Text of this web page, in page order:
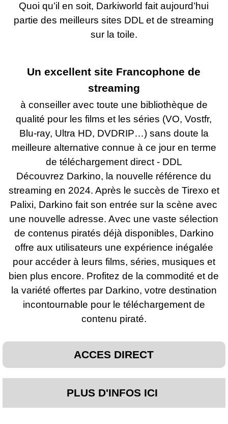
Quoi qu’il en soit, Darkiworld fait aujourd’hui
partie des meilleurs sites DDL et de streaming
sur la toile.
Un excellent site Francophone de
streaming
à conseiller avec toute une bibliothèque de
qualité pour les films et les séries (VO, Vostfr,
Blu-ray, Ultra HD, DVDRIP…) sans doute la
meilleure alternative connue à ce jour en terme
de téléchargement direct - DDL
Découvrez Darkino, la nouvelle référence du
streaming en 2024. Après le succès de Tirexo et
Palixi, Darkino fait son entrée sur la scène avec
une nouvelle adresse. Avec une vaste sélection
de contenus piratés déjà disponibles, Darkino
offre aux utilisateurs une expérience inégalée
pour accéder à leurs films, séries, musiques et
bien plus encore. Profitez de la commodité et de
la variété offertes par Darkino, votre destination
incontournable pour le téléchargement de
contenu piraté.
ACCES DIRECT
PLUS D'INFOS ICI